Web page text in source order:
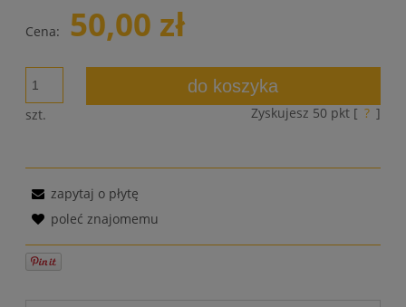
Cena: 50,00 zł
szt.
do koszyka
Zyskujesz 50 pkt [ ? ]
zapytaj o płytę
poleć znajomemu